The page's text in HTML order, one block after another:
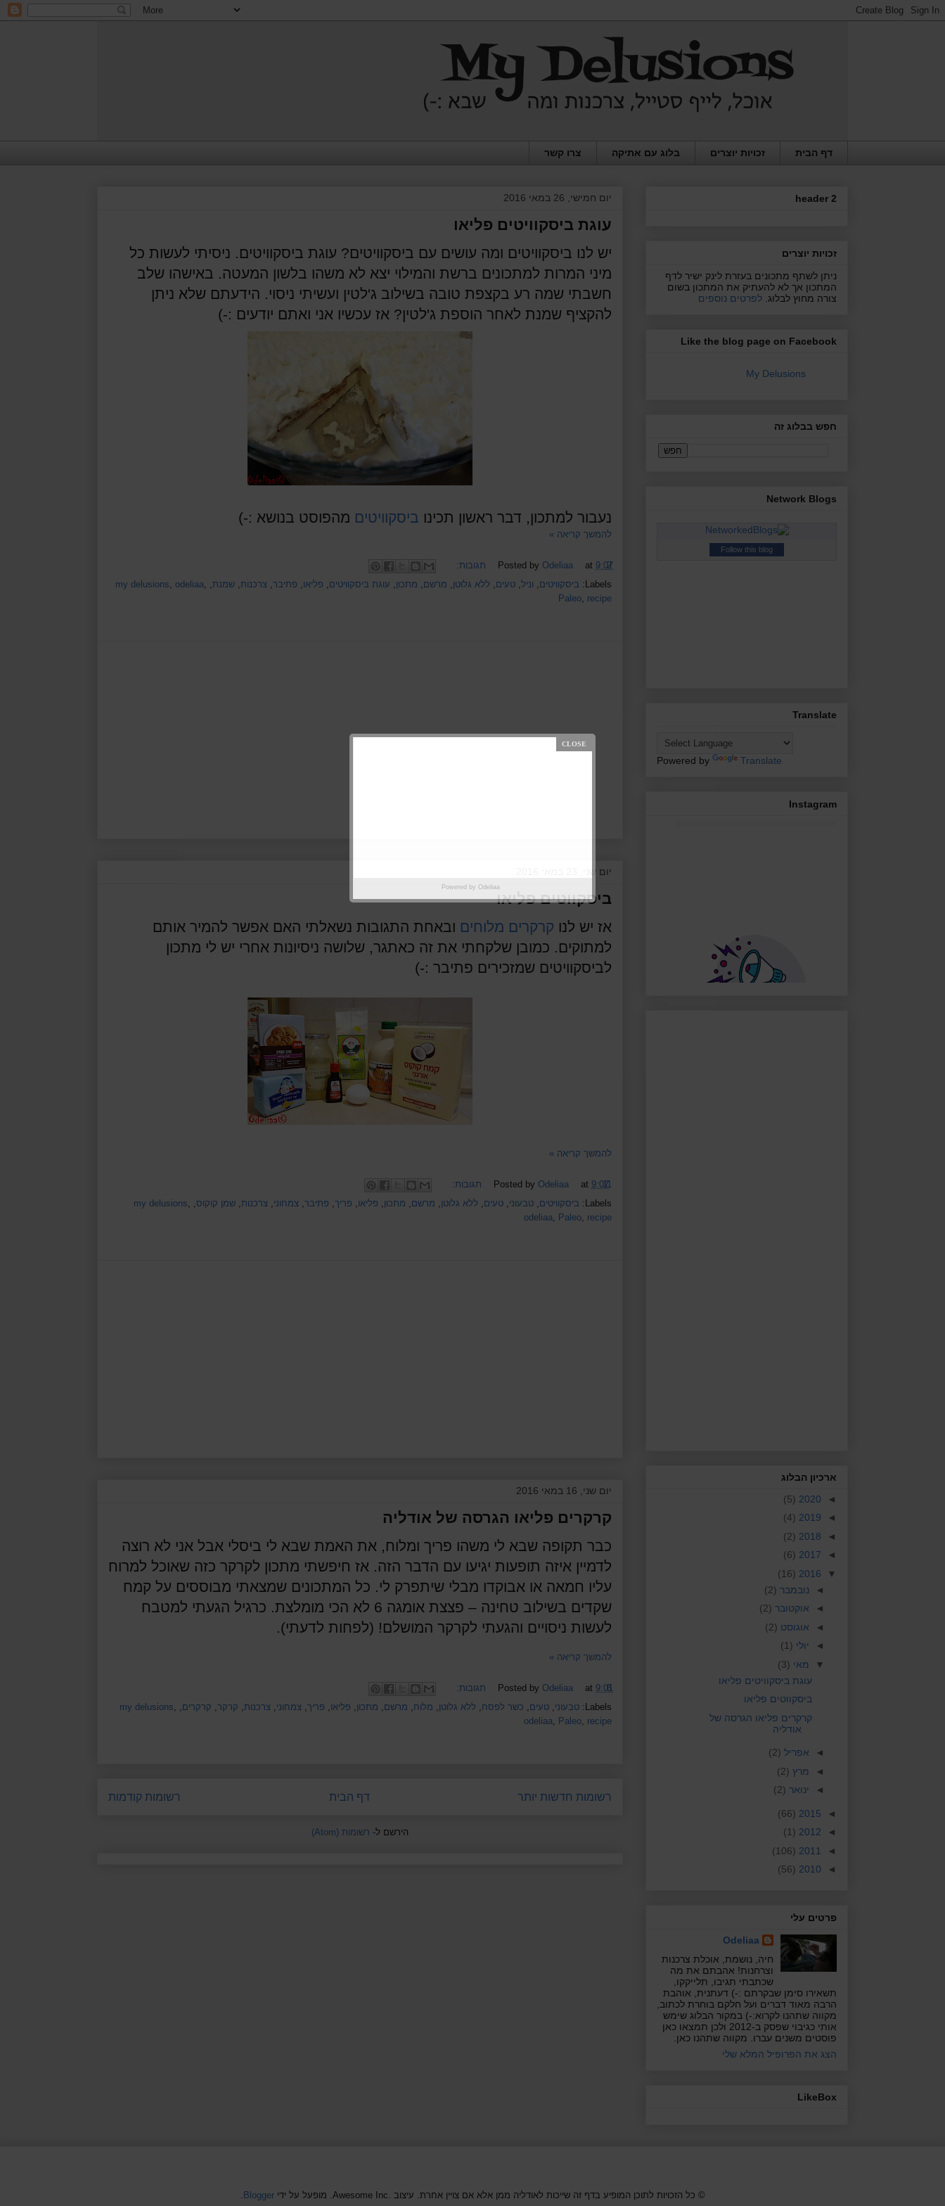
דף הבית זכויות יוצרים בלוג עם אתיקה צרו קשר
יום חמישי, 26 במאי 2016
עוגת ביסקוויטים פליאו
יש לנו ביסקוויטים ומה עושים עם ביסקוויטים? עוגת ביסקוויטים. ניסיתי לעשות כל
מיני המרות למתכונים ברשת והמילוי יצא לא משהו בלשון המעטה. באישהו שלב
חשבתי שמה רע בקצפת טובה בשילוב ג'לטין ועשיתי ניסוי. הידעתם שלא ניתן
להקציף שמנת לאחר הוספת ג'לטין? אז עכשיו אני ואתם יודעים :-)
נעבור למתכון, דבר ראשון תכינו ביסקוויטים מהפוסט בנושא :-)
להמשך קריאה »
Posted by Odeliaa at 9:07
2 תגובות:
Labels:
ביסקוויטים וניל טעים ללא גלוטן מרשם מתכון עוגת ביסקוויטים פליאו פתיבר צרכנות שמנת my delusions odeliaa
Paleo recipe
יום שני, 23 במאי 2016
ביסקווטים פליאו
אז יש לנו קרקרים מלוחים
לביסקוויטים שמזכירים פתיבר :-)
להמשך קריאה »
Posted by Odeliaa at 9:07
11 תגובות:
Labels:
ביסקוויטים טבעוני טעים ללא גלוטן מרשם מתכון פליאו פריך פתיבר צמחוני צרכנות שמן קוקוס my delusions
odeliaa
Paleo recipe
יום שני, 16 במאי 2016
קרקרים פליאו הגרסה של אודליה
כבר תקופה שבא לי משהו פריך ומלוח, את האמת שבא לי ביסלי אבל אני לא רוצה
לדמיין איזה תופעות יגיעו עם הדבר הזה. אז חיפשתי מתכון לקרקר כזה שאוכל למרוח
עליו חמאה או אבוקדו מבלי שיתפרק לי. כל המתכונים שמצאתי מבוססים על קמח
שקדים בשילוב טחינה – פצצת אומגה 6 לא הכי מומלצת. כרגיל הגעתי למטבח
לעשות ניסויים והגעתי לקרקר המושלם! (לפחות לדעתי).
להמשך קריאה »
Posted by Odeliaa at 9:01
6 תגובות:
Labels:
טבעוני טעים כשר לפסח ללא גלוטן מלוח מרשם מתכון פליאו פריך צמחוני צרכנות קרקר קרקרים my delusions
odeliaa
Paleo recipe
רשומות חדשות יותר רשומות קודמות דף הבית
הירשם ל- רשומות (Atom)
header 2
זכויות יוצרים
ניתן לשתף מתכונים בעזרת לינק ישיר לדף
המתכון אך לא להעתיק את המתכון בשום
צורה מחוץ לבלוג. לפרטים נוספים
Like the blog page on Facebook
‎My Delusions ‎
חפש בבלוג זה
Network Blogs
Follow this blog
Translate
Powered by Translate
Instagram
ארכיון הבלוג
◄
2020
(5)
◄
2019
(4)
◄
2018
(2)
◄
2017
(6)
▼
2016
(16)
◄ נובמבר (2)
◄ אוקטובר (2)
◄ אוגוסט (2)
◄ יולי (1)
▼ מאי (3)
עוגת ביסקוויטים פליאו
ביסקווטים פליאו
קרקרים פליאו הגרסה של
אודליה
◄ אפריל (2)
◄ מרץ (2)
◄ ינואר (2)
◄
2015
(66)
◄
2012
(1)
◄
2011
(106)
◄
2010
(56)
פרטים עלי
Odeliaa
חיה, נושמת, אוכלת צרכנות
וצרחנות! אהבתם את מה
שכתבתי תגיבו, תלייקקו,
תשאירו סימן שבקרתם :-) דעתנית, אוהבת
הרבה מאוד דברים ועל חלקם בוחרת לכתוב,
מקווה שתהנו לקרוא:-) במקור הבלוג שימש
אותי כגיבוי שפסק ב-2012 ולכן תמצאו כאן
פוסטים משנים עברו. מקווה שתהנו כאן.
הצג את הפרופיל המלא שלי
LikeBox
Powered byOdeliaa
© כל הזכויות לתוכן המופיע בדף זה שייכות לאודליה ממן אלא אם צויין אחרת. עיצוב Awesome Inc.‎. מופעל על ידי Blogger
.